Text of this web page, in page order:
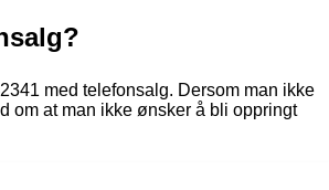
med telefonsalg. Dersom man ikke
om at man ikke ønsker å bli oppringt